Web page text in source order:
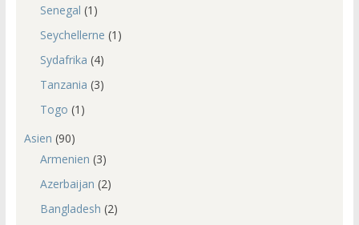
Senegal (1)
Seychellerne (1)
Sydafrika (4)
Tanzania (3)
Togo (1)
Asien (90)
Armenien (3)
Azerbaijan (2)
Bangladesh (2)